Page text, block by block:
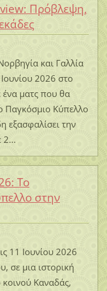
Πρόβλεψη,
και Γαλλία
2026 στο
ματς που θα
Παγκόσμιο Κύπελλο
εξασφαλίσει την
2...
Το
στην
11 Ιουνίου 2026
σε μια ιστορική
Καναδάς,